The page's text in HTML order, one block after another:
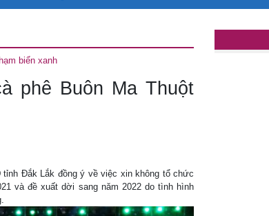
biển xanh
phê Buôn Ma Thuột
Đắk Lắk đồng ý về việc xin không tổ chức
và đề xuất dời sang năm 2022 do tình hình